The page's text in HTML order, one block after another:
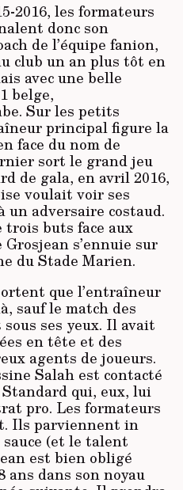
2016, les formateurs
donc son
de l’équipe fanion,
club un an plus tôt en
avec une belle
belge,
Sur les petits
principal figure la
face du nom de
sort le grand jeu
de gala, en avril 2016,
voulait voir ses
un adversaire costaud.
trois buts face aux
Grosjean s’ennuie sur
du Stade Marien.
que l’entraîneur
sauf le match des
ses yeux. Il avait
en tête et des
agents de joueurs.
Salah est contacté
qui, eux, lui
pro. Les formateurs
Ils parviennent in
(et le talent
est bien obligé
ans dans son noyau